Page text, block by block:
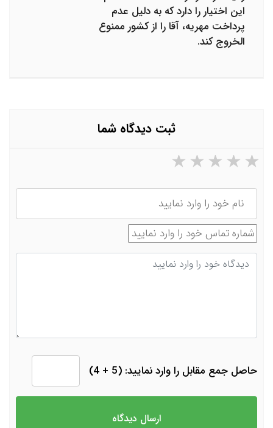
این اختیار را دارد که به دلیل عدم
پرداخت مهریه، آقا را از کشور ممنوع
الخروج کند.
ثبت دیدگاه شما
۵ ستاره از ۵ ۴ ستاره از ۵ ۳ ستاره از ۵ ۲ ستاره از ۵
نام
شماره تماس
دیدگاه
حاصل جمع مقابل را وارد نمایید: (5 + 4)